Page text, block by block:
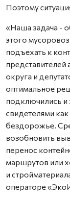
Поэтому
«Наша задача -
этого
подъехать к
округа и
оптимальное
подключились и
свидетелями
бездорожье.
возобновить
перенос
маршрутов или
и
операторе